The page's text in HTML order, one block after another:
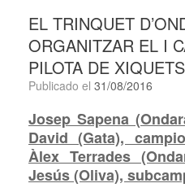
EL TRINQUET
ORGANITZAR EL I
PILOTA DE XIQUETS
Publicado el 31/08/2016
Josep Sapena
David (Gata),
Àlex Terrades
Jesús (Oliva),